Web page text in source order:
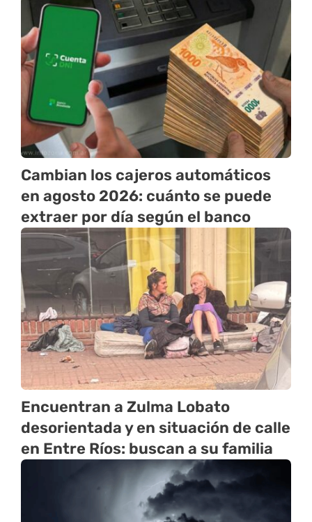
Cambian los cajeros automáticos
en agosto 2026: cuánto se puede
extraer por día según el banco
Encuentran a Zulma Lobato
desorientada y en situación de calle
en Entre Ríos: buscan a su familia